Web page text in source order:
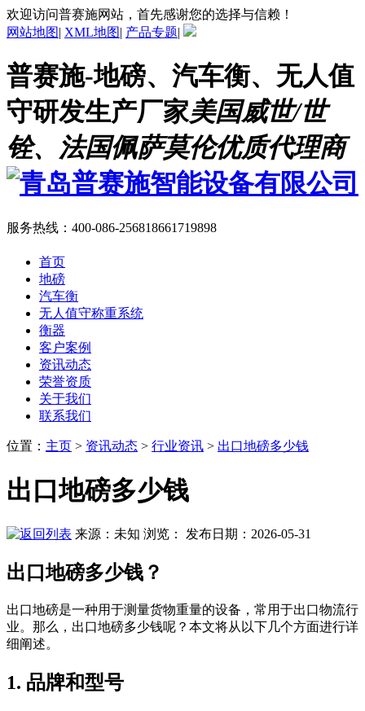
欢迎访问普赛施网站，首先感谢您的选择与信赖！
网站地图| XML地图| 产品专题|
普赛施-地磅、汽车衡、无人值
守研发生产厂家美国威世/世
铨、法国佩萨莫伦优质代理商
服务热线： 400-086-256818661719898
首页
地磅
汽车衡
无人值守称重系统
衡器
客户案例
资讯动态
荣誉资质
关于我们
联系我们
位置 ： 主页 > 资讯动态 > 行业资讯 > 出口地磅多少钱
出口地磅多少钱
来源：未知 浏览： 发布日期：2026-05-31
出口地磅多少钱？
出口地磅是一种用于测量货物重量的设备，常用于出口物流行
业。那么，出口地磅多少钱呢？本文将从以下几个方面进行详
细阐述。
1. 品牌和型号